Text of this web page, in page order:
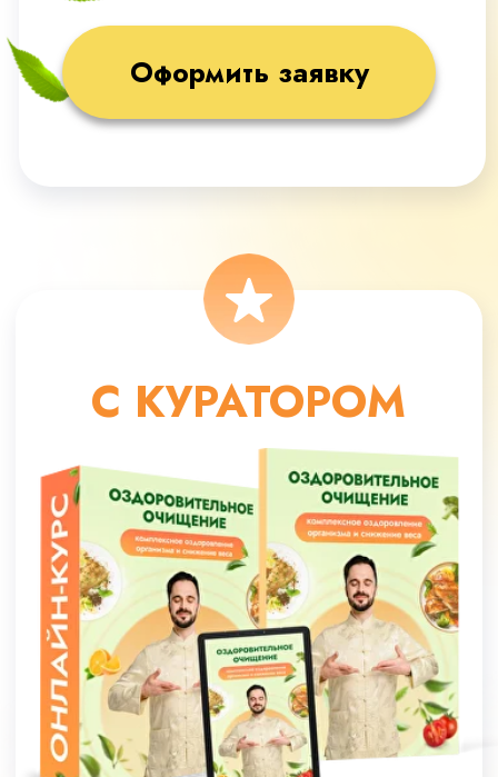
8 основных модулей
+2 дополнительных модуля
(суставы, иммунитет)
(антицеллюлит, мозг)
Доступ к курсу 18 месяцев
Кураторы
Поддерживающие занятия
Брошюры, методички, чек-листы
Доступ к МАСТЕР-ГРУППЕ
на протяжении 5 месяцев
Все модули по очищению
и оздоровлению организма
19 700 руб
29 550 руб